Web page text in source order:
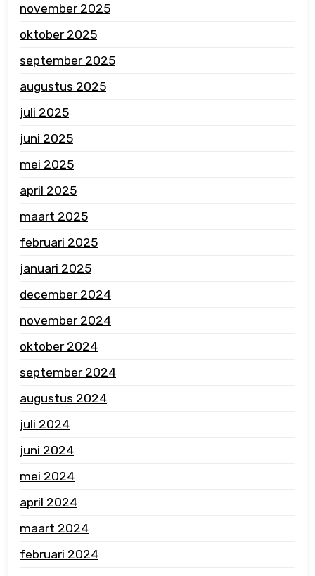
november 2025
oktober 2025
september 2025
augustus 2025
juli 2025
juni 2025
mei 2025
april 2025
maart 2025
februari 2025
januari 2025
december 2024
november 2024
oktober 2024
september 2024
augustus 2024
juli 2024
juni 2024
mei 2024
april 2024
maart 2024
februari 2024